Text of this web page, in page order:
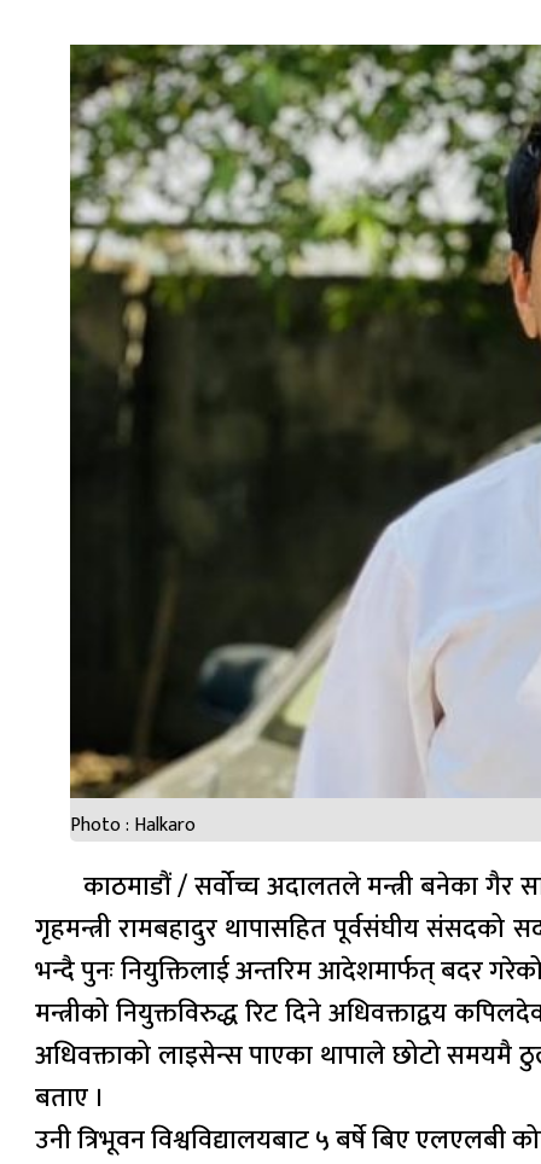
Photo : Halkaro
काठमाडौं / सर्वोच्च अदालतले मन्त्री बनेका गैर
गृहमन्त्री रामबहादुर थापासहित पूर्वसंघीय संसदको
भन्दै पुनः नियुक्तिलाई अन्तरिम आदेशमार्फत् बदर
मन्त्रीको नियुक्तविरुद्ध रिट दिने अधिवक्ताद्वय
अधिवक्ताको लाइसेन्स पाएका थापाले छोटो समयमै
बताए ।
उनी त्रिभूवन विश्वविद्यालयबाट ५ बर्षे बिए एलएलबी